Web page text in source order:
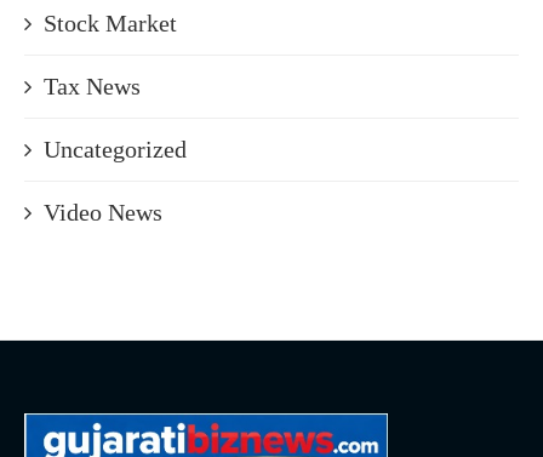
Stock Market
Tax News
Uncategorized
Video News